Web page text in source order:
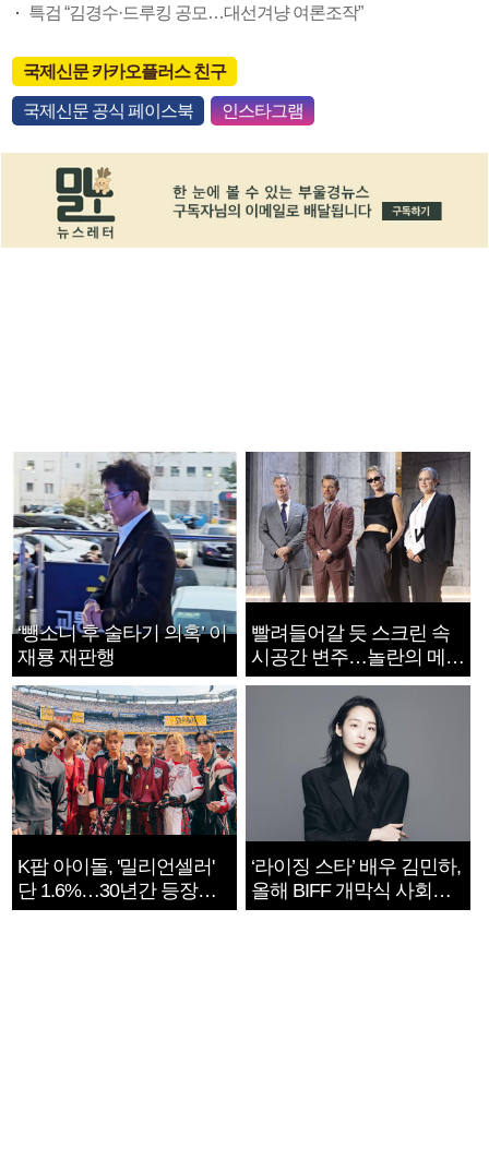
특검 “김경수·드루킹 공모…대선겨냥 여론조작”
국제신문 카카오플러스 친구
국제신문 공식 페이스북 인스타그램
‘뺑소니 후 술타기 의혹’ 이
재룡 재판행
빨려들어갈 듯 스크린 속
시공간 변주…놀란의 메시
지는 ‘전쟁 속죄’
K팝 아이돌, '밀리언셀러'
단 1.6%…30년간 등장
1182개팀 전수조사
‘라이징 스타’ 배우 김민하,
올해 BIFF 개막식 사회자
확정